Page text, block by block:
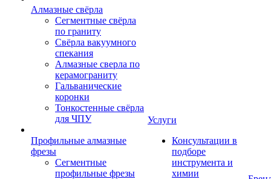
Алмазные свёрла
Сегментные свёрла
по граниту
Свёрла вакуумного
спекания
Алмазные сверла по
керамограниту
Гальванические
коронки
Тонкостенные свёрла
для ЧПУ
Профильные алмазные
фрезы
Сегментные
профильные фрезы
Услуги
Консультации в
подборе
инструмента и
химии